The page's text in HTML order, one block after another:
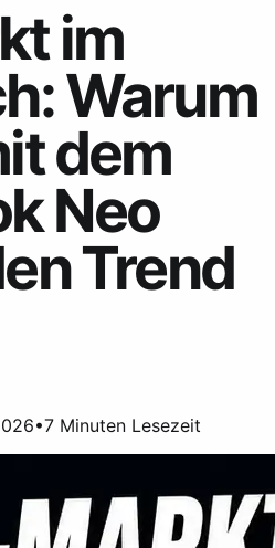
im
Warum
dem
Neo
Trend
•7 Minuten Lesezeit